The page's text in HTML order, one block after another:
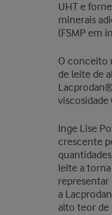
UHT e
minerais
(FSMP em
O conceito
de leite de
viscosidade
Inge Lise
crescente
leite a
representar
a
alto teor de